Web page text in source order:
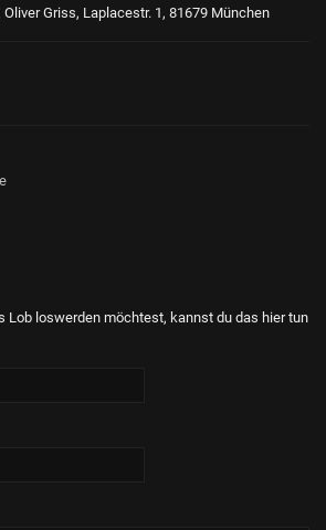
Griss, Laplacestr. 1, 81679 München
Lob loswerden möchtest, kannst du das hier tun